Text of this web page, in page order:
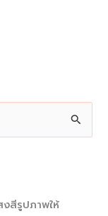
สีรูปภาพให้